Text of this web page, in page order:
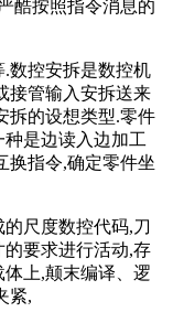
酷按照指令消息的
控安拆是数控机
接管输入安拆送来
拆的设想类型.零件
是边读入边加工
换指令,确定零件坐
尺度数控代码,刀
要求进行活动,存
上,颠末编译、逻
紧,